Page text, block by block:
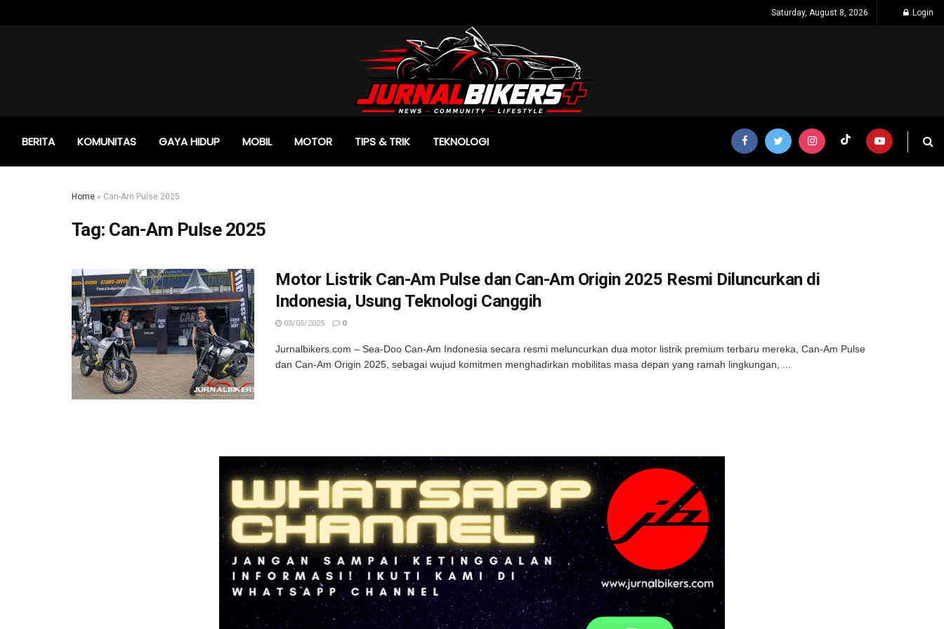
Saturday, August 8, 2026 Login
BERITA KOMUNITAS GAYA HIDUP MOBIL MOTOR TIPS & TRIK TEKNOLOGI
Home » Can-Am Pulse 2025
Tag: Can-Am Pulse 2025
Motor Listrik Can-Am Pulse dan Can-Am Origin 2025 Resmi Diluncurkan di
Indonesia, Usung Teknologi Canggih
03/05/2025 0
Jurnalbikers.com – Sea-Doo Can-Am Indonesia secara resmi meluncurkan dua motor listrik premium terbaru mereka, Can-Am Pulse
dan Can-Am Origin 2025, sebagai wujud komitmen menghadirkan mobilitas masa depan yang ramah lingkungan, ...